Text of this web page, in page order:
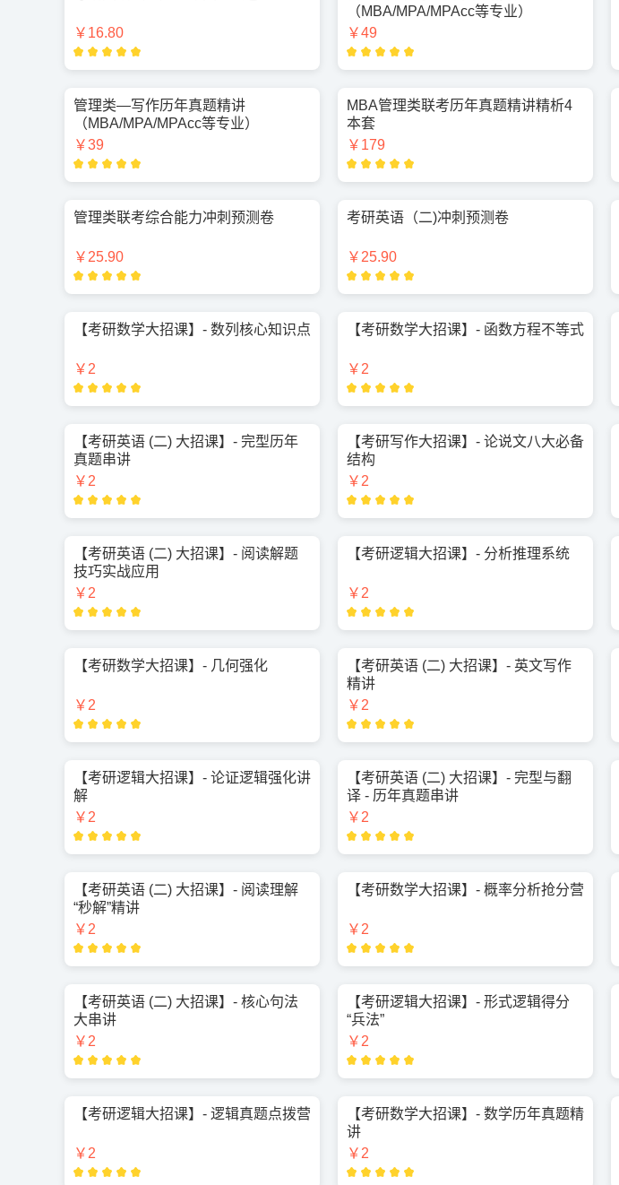
￥16.80
（MBA/MPA/MPAcc等专业）
￥49
管理类—写作历年真题精讲
（MBA/MPA/MPAcc等专业）
￥39
MBA管理类联考历年真题精讲精析4
本套
￥179
管理类联考综合能力冲刺预测卷
￥25.90
考研英语（二)冲刺预测卷
￥25.90
【考研数学大招课】- 数列核心知识点
￥2
【考研数学大招课】- 函数方程不等式
￥2
【考研英语 (二) 大招课】- 完型历年
真题串讲
￥2
【考研写作大招课】- 论说文八大必备
结构
￥2
【考研英语 (二) 大招课】- 阅读解题
技巧实战应用
￥2
【考研逻辑大招课】- 分析推理系统
￥2
【考研数学大招课】- 几何强化
￥2
【考研英语 (二) 大招课】- 英文写作
精讲
￥2
【考研逻辑大招课】- 论证逻辑强化讲
解
￥2
【考研英语 (二) 大招课】- 完型与翻
译 - 历年真题串讲
￥2
【考研英语 (二) 大招课】- 阅读理解
“秒解”精讲
￥2
【考研数学大招课】- 概率分析抢分营
￥2
【考研英语 (二) 大招课】- 核心句法
大串讲
￥2
【考研逻辑大招课】- 形式逻辑得分
“兵法”
￥2
【考研逻辑大招课】- 逻辑真题点拨营
￥2
【考研数学大招课】- 数学历年真题精
讲
￥2